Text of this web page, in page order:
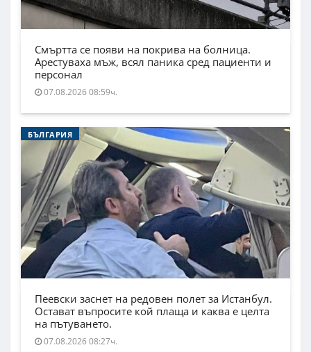
Смъртта се появи на покрива на болница.
Арестуваха мъж, всял паника сред пациенти и
персонал
07.08.2026 08:59ч.
БЪЛГАРИЯ
Пеевски заснет на редовен полет за Истанбул.
Остават въпросите кой плаща и каква е целта
на пътуването.
07.08.2026 08:27ч.